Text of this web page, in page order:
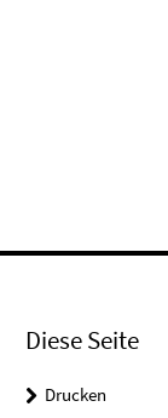
Diese Seite
Drucken